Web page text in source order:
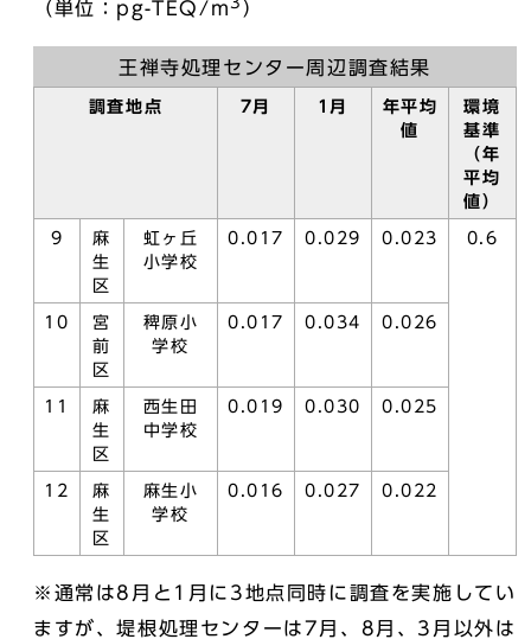
（単位：pg-TEQ/m ）
王禅寺処理センター周辺調査結果
調査地点 7月 1月
年平均
値
環境
基準
（年
平均
値）
9
麻
生
区
虹ヶ丘
小学校
0.017 0.029 0.023 0.6
10
宮
前
区
稗原小
学校
0.017 0.034 0.026
11
麻
生
区
西生田
中学校
0.019 0.030 0.025
12
麻
生
区
麻生小
学校
0.016 0.027 0.022
※通常は8月と1月に3地点同時に調査を実施してい
ますが、堤根処理センターは7月、8月、3月以外は